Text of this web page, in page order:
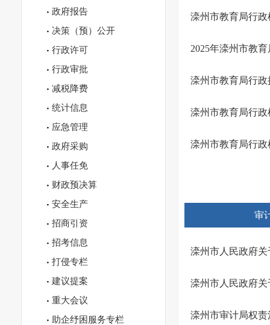
政府报告
决策（预）公开
行政许可
行政审批
减税降费
统计信息
应急管理
政府采购
人事任免
财政预决算
安全生产
招商引资
招考信息
打侵专栏
建议提案
重大会议
助企纾困服务专栏
滦州市教育局行政
2025年滦州市教
滦州市教育局行
滦州市教育局行
滦州市教育局行政
审
滦州市人民政府
滦州市人民政府
滦州市审计局权责